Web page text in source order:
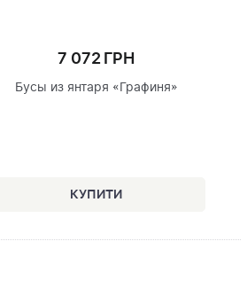
7 072 ГРН
Бусы из янтаря «Графиня»